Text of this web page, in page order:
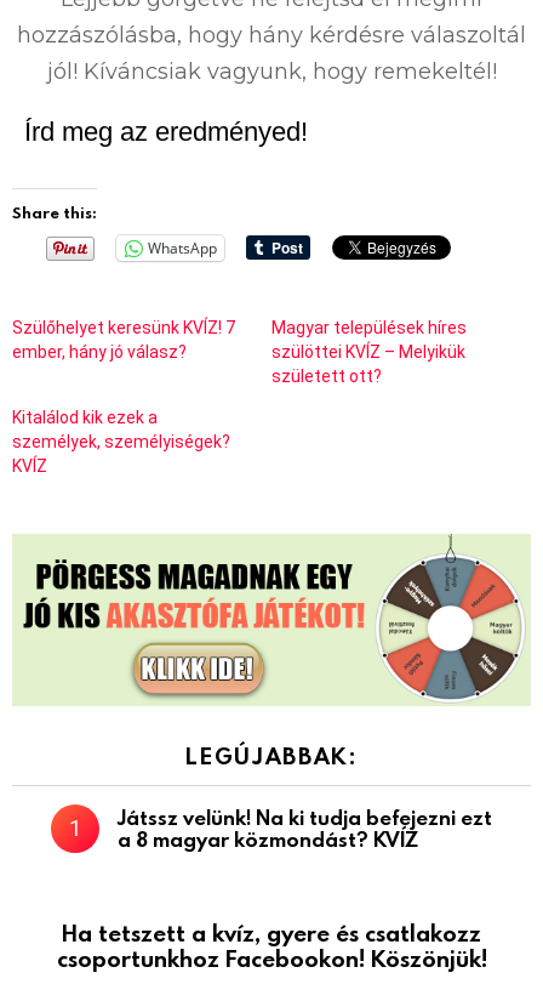
hozzászólásba, hogy hány kérdésre válaszoltál
jól! Kíváncsiak vagyunk, hogy remekeltél!
Írd meg az eredményed!
Share this:
WhatsApp
Szülőhelyet keresünk KVÍZ! 7
ember, hány jó válasz?
Magyar települések híres
szülöttei KVÍZ – Melyikük
született ott?
Kitalálod kik ezek a
személyek, személyiségek?
KVÍZ
LEGÚJABBAK:
Játssz velünk! Na ki tudja befejezni ezt
a 8 magyar közmondást? KVÍZ
Ha tetszett a kvíz, gyere és csatlakozz
csoportunkhoz Facebookon! Köszönjük!